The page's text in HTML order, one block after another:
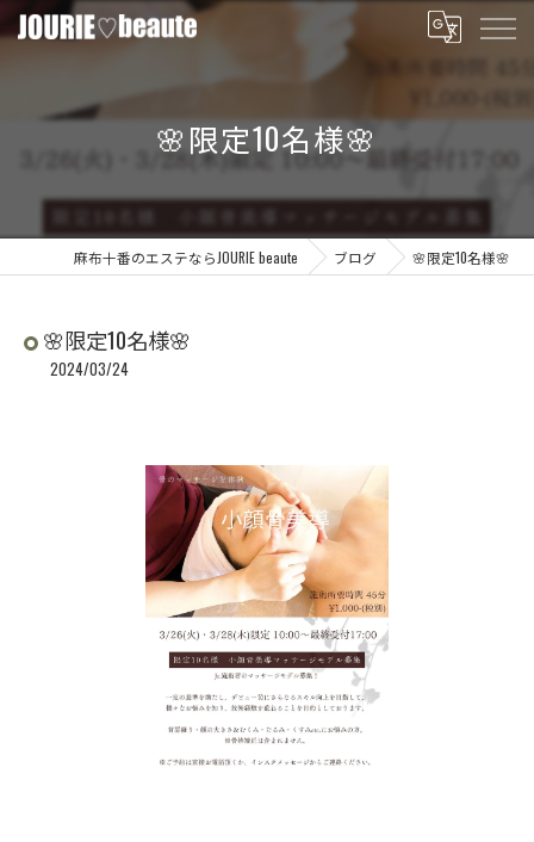
🌸限定10名様🌸
麻布十番のエステならJOURIE beaute ブログ 🌸限定10名様🌸
🌸限定10名様🌸
2024/03/24